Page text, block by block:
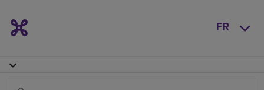
FR